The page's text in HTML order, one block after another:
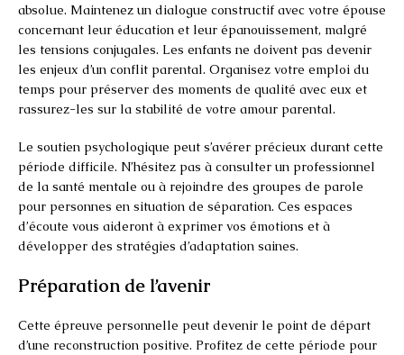
absolue. Maintenez un dialogue constructif avec votre épouse
concernant leur éducation et leur épanouissement, malgré
les tensions conjugales. Les enfants ne doivent pas devenir
les enjeux d’un conflit parental. Organisez votre emploi du
temps pour préserver des moments de qualité avec eux et
rassurez-les sur la stabilité de votre amour parental.
Le soutien psychologique peut s’avérer précieux durant cette
période difficile. N’hésitez pas à consulter un professionnel
de la santé mentale ou à rejoindre des groupes de parole
pour personnes en situation de séparation. Ces espaces
d’écoute vous aideront à exprimer vos émotions et à
développer des stratégies d’adaptation saines.
Préparation de l’avenir
Cette épreuve personnelle peut devenir le point de départ
d’une reconstruction positive. Profitez de cette période pour